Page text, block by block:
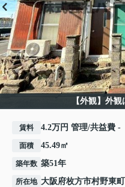
【外観】外
賃料 4.2万円 管理/共益費 -
面積 45.49㎡
築年数 築51年
所在地 大阪府枚方市村野東町